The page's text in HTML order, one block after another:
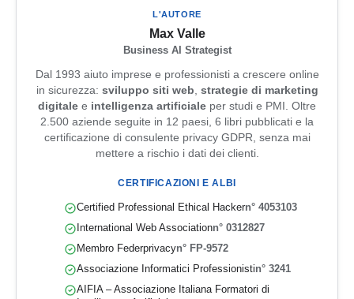
L'AUTORE
Max Valle
Business AI Strategist
Dal 1993 aiuto imprese e professionisti a crescere online
in sicurezza: sviluppo siti web strategie di marketing
digitale e intelligenza artificiale per studi e PMI. Oltre
2.500 aziende seguite in 12 paesi, 6 libri pubblicati e la
certificazione di consulente privacy GDPR, senza mai
mettere a rischio i dati dei clienti.
CERTIFICAZIONI E ALBI
Certified Professional Ethical Hackern° 4053103
International Web Associationn° 0312827
Membro Federprivacyn° FP-9572
Associazione Informatici Professionistin° 3241
AIFIA – Associazione Italiana Formatori di